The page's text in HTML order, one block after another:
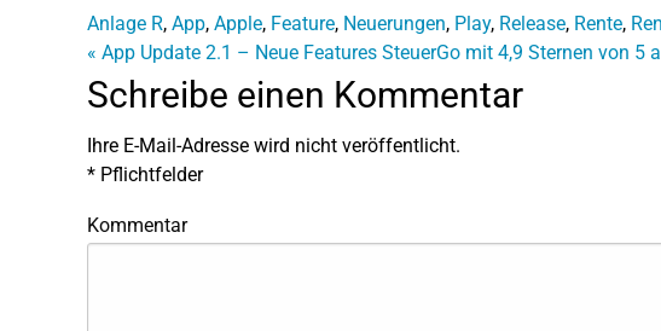
Anlage R, App, Apple, Feature, Neuerungen, Play, Release, Rente,
« App Update 2.1 – Neue Features SteuerGo mit 4,9 Sternen von 5
Schreibe einen Kommentar
Ihre E-Mail-Adresse wird nicht veröffentlicht.
* Pflichtfelder
Kommentar